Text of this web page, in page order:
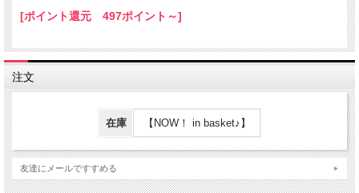
[ポイント還元 497ポイント～]
注文
在庫 【NOW！ in basket♪】
友達にメールですすめる